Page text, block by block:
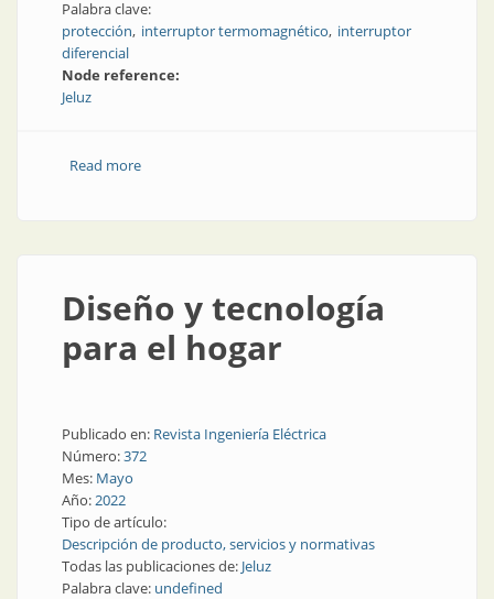
Palabra clave:
protección interruptor termomagnético interruptor
diferencial
Node reference:
Jeluz
Read moreabout Protecciones eléctricas para baja tensión
Diseño y tecnología
para el hogar
Publicado en: Revista Ingeniería Eléctrica
Número:372
Mes: Mayo
Año:2022
Tipo de artículo:
Descripción de producto, servicios y normativas
Todas las publicaciones de: Jeluz
Palabra clave: undefined